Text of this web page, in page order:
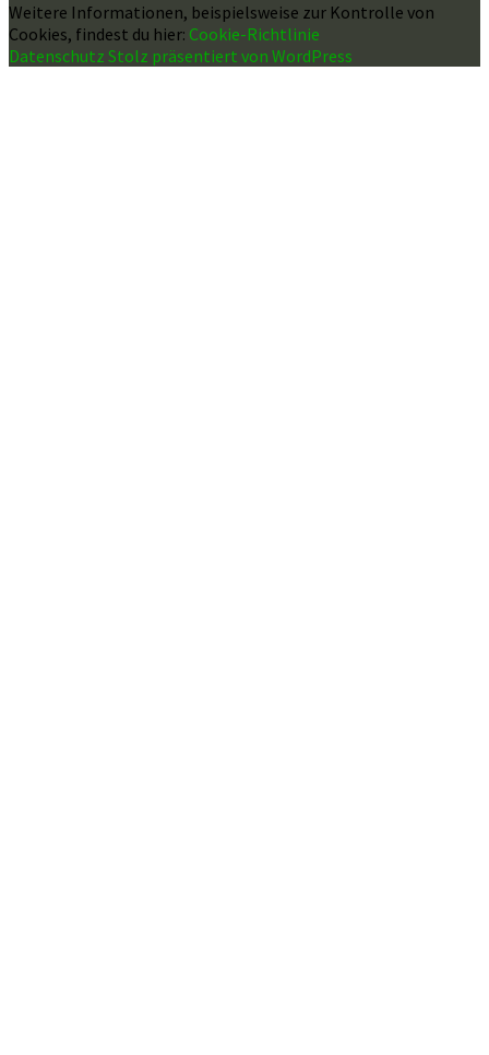
Weitere Informationen, beispielsweise zur Kontrolle von
Cookies, findest du hier: Cookie-Richtlinie
Datenschutz Stolz präsentiert von WordPress